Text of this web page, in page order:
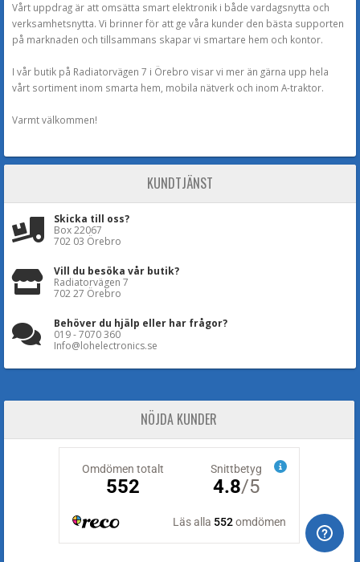
Vårt uppdrag är att omsätta smart elektronik i både vardagsnytta och
verksamhetsnytta. Vi brinner för att ge våra kunder den bästa supporten
på marknaden och tillsammans skapar vi smartare hem och kontor.
I vår butik på Radiatorvägen 7 i Örebro visar vi mer än gärna upp hela
vårt sortiment inom smarta hem, mobila nätverk och inom A-traktor.
Varmt välkommen!
KUNDTJÄNST
Skicka till oss?
Box 22067
702 03 Örebro
Vill du besöka vår butik?
Radiatorvägen 7
702 27 Örebro
Behöver du hjälp eller har frågor?
019 - 7070 360
Info@lohelectronics.se
NÖJDA KUNDER